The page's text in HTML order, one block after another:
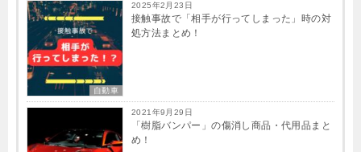
自動車
2025年2月23日
接触事故で「相手が行ってしまった」時の対
処方法まとめ！
2021年9月29日
「樹脂バンパー」の傷消し商品・代用品まと
め！